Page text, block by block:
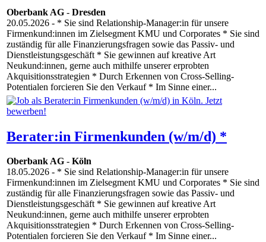
Oberbank AG - Dresden
20.05.2026 - * Sie sind Relationship-Manager:in für unsere
Firmenkund:innen im Zielsegment KMU und Corporates * Sie sind
zuständig für alle Finanzierungsfragen sowie das Passiv- und
Dienstleistungsgeschäft * Sie gewinnen auf kreative Art
Neukund:innen, gerne auch mithilfe unserer erprobten
Akquisitionsstrategien * Durch Erkennen von Cross-Selling-
Potentialen forcieren Sie den Verkauf * Im Sinne einer...
Berater:in Firmenkunden (w/m/d) *
Oberbank AG - Köln
18.05.2026 - * Sie sind Relationship-Manager:in für unsere
Firmenkund:innen im Zielsegment KMU und Corporates * Sie sind
zuständig für alle Finanzierungsfragen sowie das Passiv- und
Dienstleistungsgeschäft * Sie gewinnen auf kreative Art
Neukund:innen, gerne auch mithilfe unserer erprobten
Akquisitionsstrategien * Durch Erkennen von Cross-Selling-
Potentialen forcieren Sie den Verkauf * Im Sinne einer...